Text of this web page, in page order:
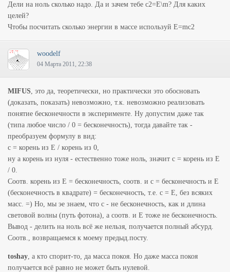
Дели на ноль сколько надо. Да и зачем тебе с2=E\m? Для каких
целей?
Чтобы посчитать сколько энергии в массе используй E=mc2
woodelf
04 Марта 2011, 22:38
MIFUS, это да, теоретически, но практически это обосновать
(доказать, показать) невозможно, т.к. невозможно реализовать
понятие бесконечности в эксперименте. Ну допустим даже так
(типа любое число / 0 = бесконечность), тогда давайте так -
преобразуем формулу в вид:
c = корень из E / корень из 0,
ну а корень из нуля - естественно тоже ноль, значит c = корень из E
/ 0.
Соотв. корень из E = бесконечность, соотв. и c = бесконечность и E
(бесконечность в квадрате) = бесконечность, т.е. c = E, без всяких
масс. =) Но, мы эе знаем, что c - не бесконечность, как и длина
световой волны (путь фотона), а соотв. и E тоже не бесконечность.
Вывод - делить на ноль всё же нельзя, получается полный абсурд.
Соотв., возвращаемся к моему предыд.посту.
toshay, а кто спорит-то, да масса покоя. Но даже масса покоя
получается всё равно не может быть нулевой.